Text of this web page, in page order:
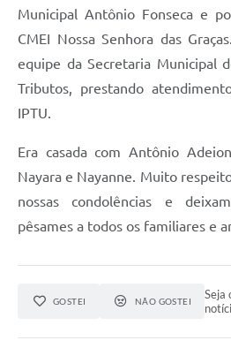
Municipal Antônio Fonseca e
CMEI Nossa Senhora das
equipe da Secretaria Municipal
Tributos, prestando
IPTU.
Era casada com Antônio
Nayara e Nayanne. Muito
nossas condolências e
pêsames a todos os familiares e
GOSTEI NÃO GOSTEI
Seja